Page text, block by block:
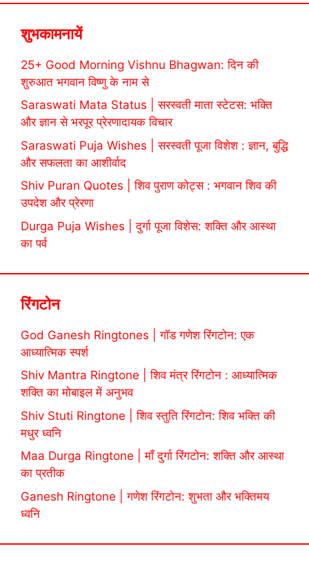
शुभकामनायें
25+ Good Morning Vishnu Bhagwan: दिन की
शुरुआत भगवान विष्णु के नाम से
Saraswati Mata Status | सरस्वती माता स्टेटस: भक्ति
और ज्ञान से भरपूर प्रेरणादायक विचार
Saraswati Puja Wishes | सरस्वती पूजा विशेश : ज्ञान, बुद्धि
और सफलता का आशीर्वाद
Shiv Puran Quotes | शिव पुराण कोट्स : भगवान शिव की
उपदेश और प्रेरणा
Durga Puja Wishes | दुर्गा पूजा विशेस: शक्ति और आस्था
का पर्व
रिंगटोन
God Ganesh Ringtones | गॉड गणेश रिंगटोन: एक
आध्यात्मिक स्पर्श
Shiv Mantra Ringtone | शिव मंत्र रिंगटोन : आध्यात्मिक
शक्ति का मोबाइल में अनुभव
Shiv Stuti Ringtone | शिव स्तुति रिंगटोन: शिव भक्ति की
मधुर ध्वनि
Maa Durga Ringtone | माँ दुर्गा रिंगटोन: शक्ति और आस्था
का प्रतीक
Ganesh Ringtone | गणेश रिंगटोन: शुभता और भक्तिमय
ध्वनि